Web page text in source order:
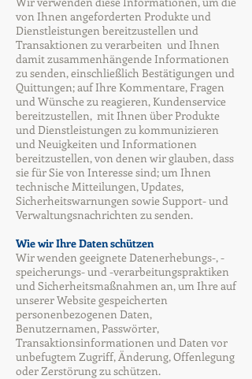
von Ihnen angeforderten Produkte und
Dienstleistungen bereitzustellen und
Transaktionen zu verarbeiten und Ihnen
damit zusammenhängende Informationen
zu senden, einschließlich Bestätigungen und
Quittungen; auf Ihre Kommentare, Fragen
und Wünsche zu reagieren, Kundenservice
bereitzustellen, mit Ihnen über Produkte
und Dienstleistungen zu kommunizieren
und Neuigkeiten und Informationen
bereitzustellen, von denen wir glauben, dass
sie für Sie von Interesse sind; um Ihnen
technische Mitteilungen, Updates,
Sicherheitswarnungen sowie Support- und
Verwaltungsnachrichten zu senden.
Wie wir Ihre Daten schützen
Wir wenden geeignete Datenerhebungs-, -
speicherungs- und -verarbeitungspraktiken
und Sicherheitsmaßnahmen an, um Ihre auf
unserer Website gespeicherten
personenbezogenen Daten,
Benutzernamen, Passwörter,
Transaktionsinformationen und Daten vor
unbefugtem Zugriff, Änderung, Offenlegung
oder Zerstörung zu schützen.